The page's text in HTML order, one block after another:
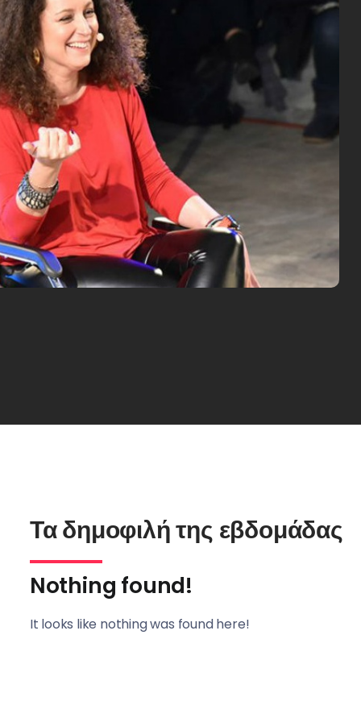
Τα δημοφιλή της εβδομάδας
Nothing found!
It looks like nothing was found here!